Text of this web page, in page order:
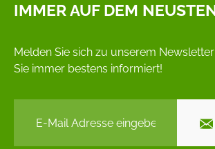
IMMER AUF DEM
Melden Sie sich zu unserem
Sie immer bestens informiert!